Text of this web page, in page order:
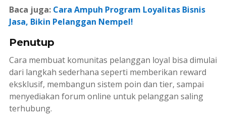
Baca juga: Cara Ampuh Program Loyalitas Bisnis
Jasa, Bikin Pelanggan Nempel!
Penutup
Cara membuat komunitas pelanggan loyal bisa dimulai
dari langkah sederhana seperti memberikan reward
eksklusif, membangun sistem poin dan tier, sampai
menyediakan forum online untuk pelanggan saling
terhubung.